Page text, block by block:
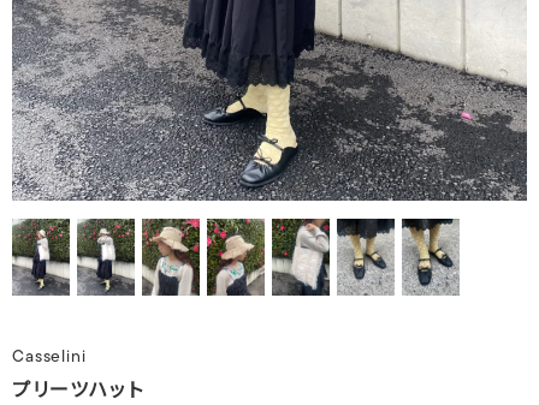
Casselini
プリーツハット